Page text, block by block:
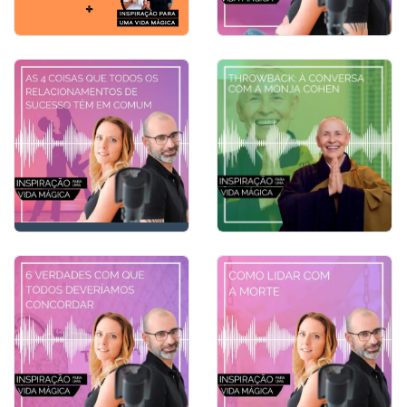
JOANA MARQUES ABUSO A DOBRAR
AS 4 COISAS QUE
TODOS OS
RELACIONAMENTOS DE
SUCESSO TÊM EM
COMUM
#264 - Ligações à
Distância